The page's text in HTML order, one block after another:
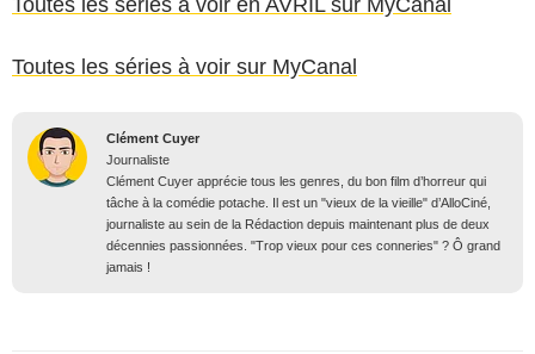
Toutes les séries à voir en AVRIL sur MyCanal
Toutes les séries à voir sur MyCanal
Clément Cuyer
Journaliste
Clément Cuyer apprécie tous les genres, du bon film d’horreur qui
tâche à la comédie potache. Il est un "vieux de la vieille" d’AlloCiné,
journaliste au sein de la Rédaction depuis maintenant plus de deux
décennies passionnées. "Trop vieux pour ces conneries" ? Ô grand
jamais !